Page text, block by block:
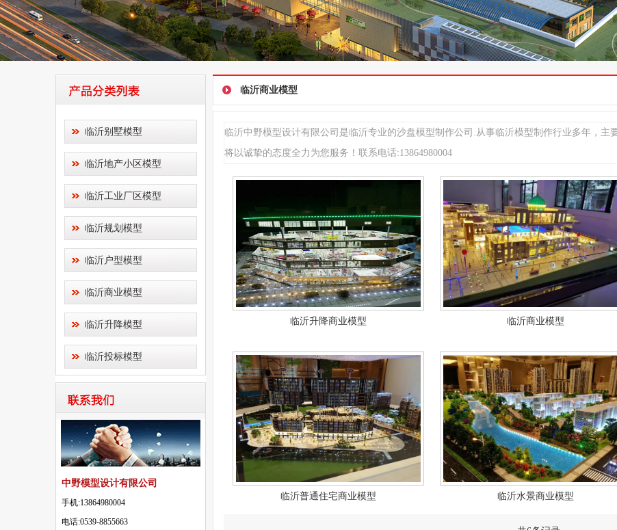
临沂别墅模型
临沂地产小区模型
临沂工业厂区模型
临沂规划模型
临沂户型模型
临沂商业模型
临沂升降模型
临沂投标模型
中野模型设计有限公司
手机:13864980004
电话:0539-8855663
临沂商业模型
临沂中野模型设计有限公司是临沂专业的沙盘模型制作公司.从事临沂模型制作行业多年，
将以诚挚的态度全力为您服务！联系电话:13864980004
临沂升降商业模型 临沂商业模型
临沂普通住宅商业模型 临沂水景商业模型